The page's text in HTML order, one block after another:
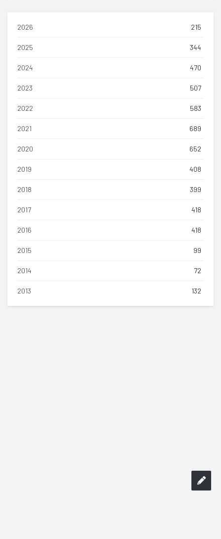
2026 215
2025 344
2024 470
2023 507
2022 583
2021 689
2020 652
2019 408
2018 399
2017 418
2016 418
2015 99
2014 72
2013 132